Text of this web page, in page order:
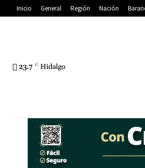
Inicio General Región Nación
23.7 C Hidalgo